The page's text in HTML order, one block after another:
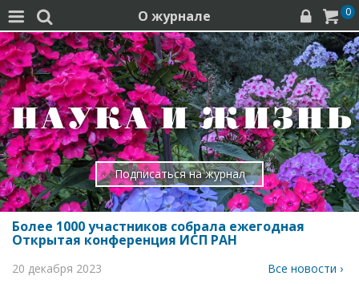
  О журнале   0
Подписаться на журнал
Более 1000 участников собрала ежегодная
Открытая конференция ИСП РАН
20 декабря 2023 Все новости ›